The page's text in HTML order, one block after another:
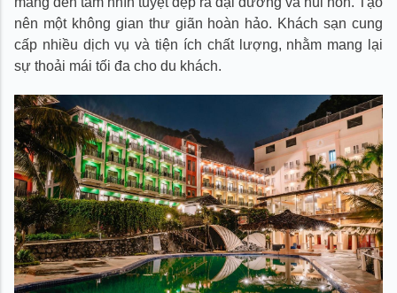
nên một không gian thư giãn hoàn hảo. Khách sạn cung
cấp nhiều dịch vụ và tiện ích chất lượng, nhằm mang lại
sự thoải mái tối đa cho du khách.